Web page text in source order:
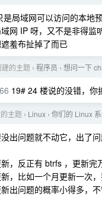
局域网可以访问的本地
网 IP 呀，又不是非得
羞布扯掉了而已
建的主题 › 程序员 › 想问一下
19# 24 楼说的没错，你
主题 › Linux › 你们的 Linux
出问题就不动它，出了
，反正有 btrfs ，更新完
，比如一个月更新一次
出问题的概率小得多，